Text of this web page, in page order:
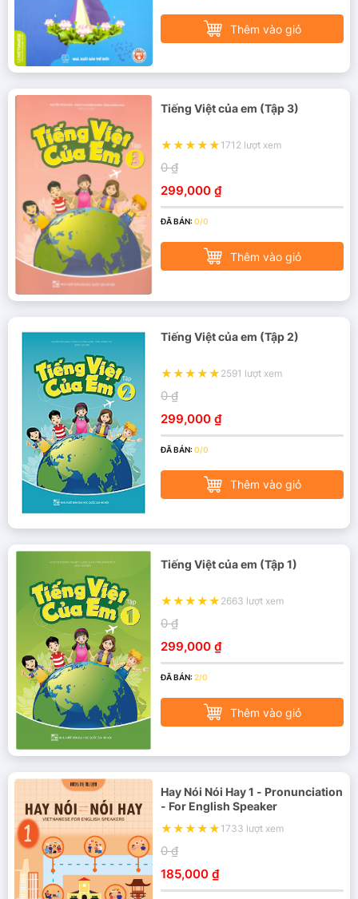
Thêm vào giỏ
Tiếng Việt của em (Tập 3)
1712 lượt xem
0 ₫
299,000 ₫
ĐÃ BÁN:0/0
Thêm vào giỏ
Tiếng Việt của em (Tập 2)
2591 lượt xem
0 ₫
299,000 ₫
ĐÃ BÁN:0/0
Thêm vào giỏ
Tiếng Việt của em (Tập 1)
2663 lượt xem
0 ₫
299,000 ₫
ĐÃ BÁN:2/0
Thêm vào giỏ
Hay Nói Nói Hay 1 - Pronunciation
- For English Speaker
1733 lượt xem
0 ₫
185,000 ₫